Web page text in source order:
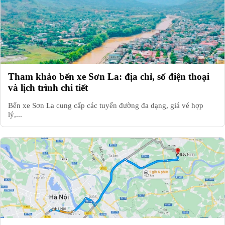
Tham khảo bến xe Sơn La: địa chỉ, số điện thoại
và lịch trình chi tiết
Bến xe Sơn La cung cấp các tuyến đường đa dạng, giá vé hợp
lý,...